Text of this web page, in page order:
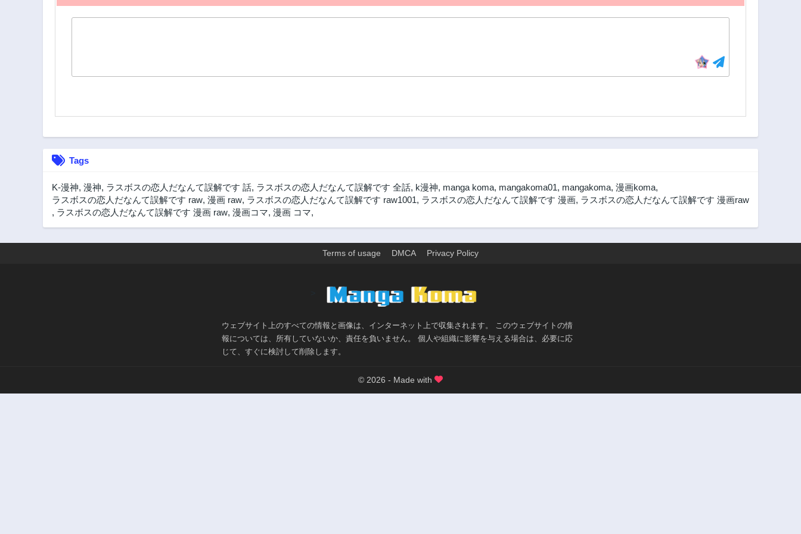
Tags
K-漫神, 漫神, ラスボスの恋人だなんて誤解です 話, ラスボスの恋人だなんて誤解です 全話, k漫神, manga koma, mangakoma01, mangakoma, 漫画koma,
ラスボスの恋人だなんて誤解です raw, 漫画 raw, ラスボスの恋人だなんて誤解です raw1001, ラスボスの恋人だなんて誤解です 漫画, ラスボスの恋人だなんて誤解です 漫画raw
, ラスボスの恋人だなんて誤解です 漫画 raw, 漫画コマ, 漫画 コマ,
Terms of usage DMCA Privacy Policy
ウェブサイト上のすべての情報と画像は、インターネット上で収集されます。 このウェブサイトの情
報については、所有していないか、責任を負いません。 個人や組織に影響を与える場合は、必要に応
じて、すぐに検討して削除します。
© 2026 - Made with